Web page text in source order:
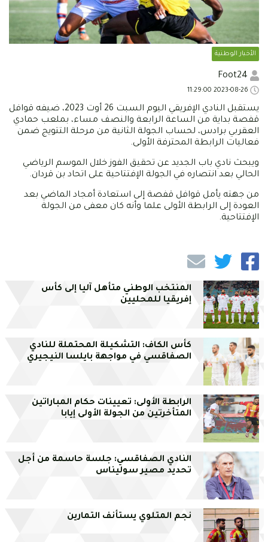
الأخبار الوطنية
يستقبل النادي الإفريقي اليوم السبت 26 أوت 2023، ضيفه قوافل
قفصة بداية من الساعة الرابعة والنصف مساء، بملعب حمادي
العقربي برادس، لحساب الجولة الثانية من مرحلة التتويج ضمن
فعاليات الرابطة المحترفة الأولى.
ويبحث نادي باب الجديد عن تحقيق الفوز خلال الموسم الرياضي
الحالي بعد انتصاره في الجولة الإفتتاحية على اتحاد بن قردان.
من جهته يأمل قوافل قفصة إلى استعادة أمجاد الماضي بعد
العودة إلى الرابطة الأولى علما وأنه كان معفى من الجولة
الإفتتاحية.
المنتخب الوطني متأهل آليا إلى كأس
إفريقيا للمحليين
كأس الكاف: التشكيلة المحتملة للنادي
الصفاقسي في مواجهة بايلسا النيجيري
الرابطة الأولى: تعيينات حكام المباراتين
المتأخرتين من الجولة الأولى إيابا
النادي الصفاقسي: جلسة حاسمة من أجل
تحديد مصير سوليناس
نجم المتلوي يستأنف التمارين